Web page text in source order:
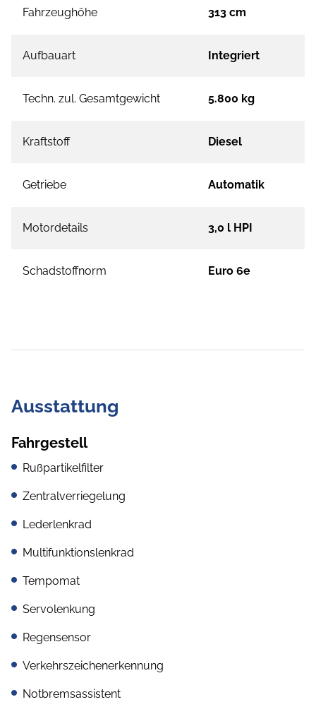
Fahrzeughöhe 313 cm
Aufbauart Integriert
Techn. zul. Gesamtgewicht 5.800 kg
Kraftstoff Diesel
Getriebe Automatik
Motordetails 3,0 l HPI
Schadstoffnorm Euro 6e
Ausstattung
Fahrgestell
Rußpartikelfilter
Zentralverriegelung
Lederlenkrad
Multifunktionslenkrad
Tempomat
Servolenkung
Regensensor
Verkehrszeichenerkennung
Notbremsassistent